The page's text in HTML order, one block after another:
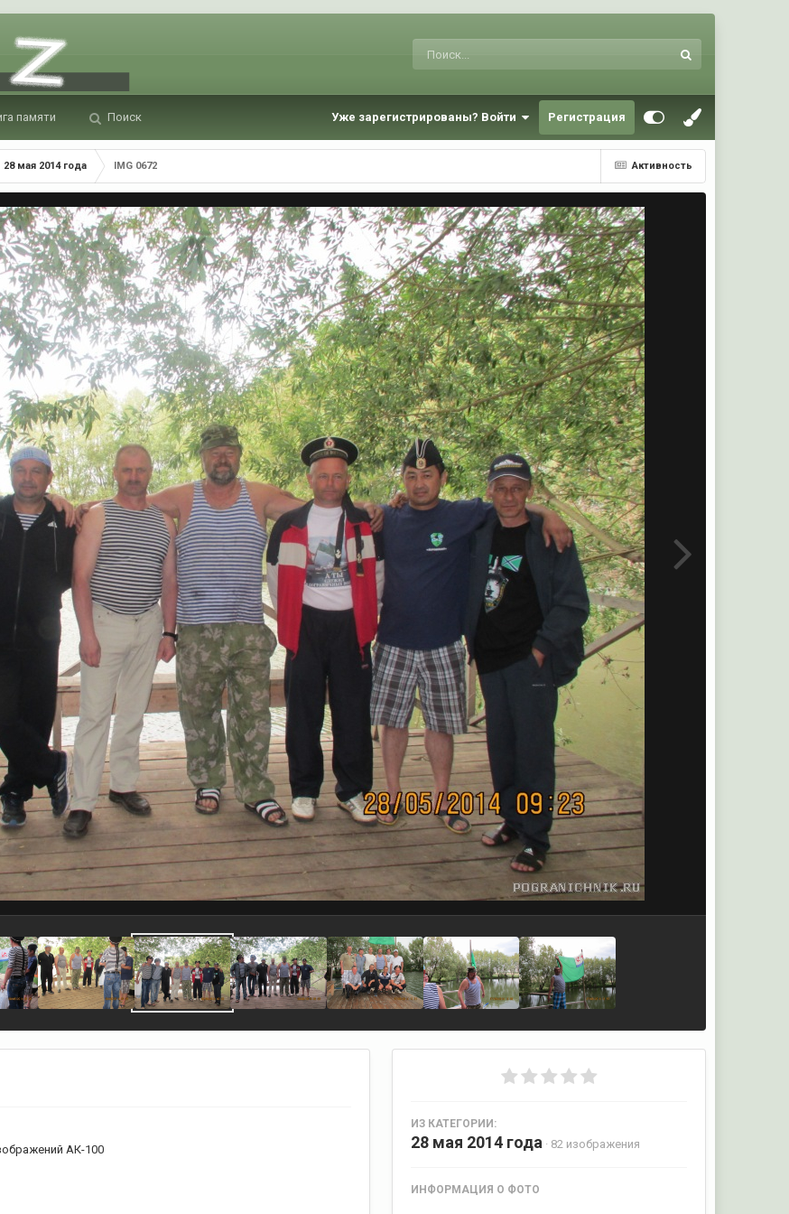
памяти Поиск Уже зарегистрированы? Войти Регистрация
Активность
28 мая 2014 года IMG 0672
АК-100
ИЗ КАТЕГОРИИ:
28 мая 2014 года · 82 изображения
ИНФОРМАЦИЯ О ФОТО